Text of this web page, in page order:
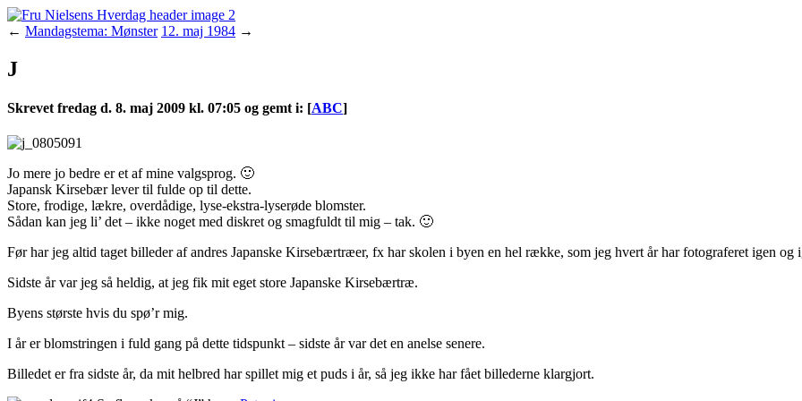
← Mandagstema: Mønster 12. maj 1984 →
J
Skrevet fredag d. 8. maj 2009 kl. 07:05 og gemt i: [ABC]
Jo mere jo bedre er et af mine valgsprog. 🙂
Japansk Kirsebær lever til fulde op til dette.
Store, frodige, lækre, overdådige, lyse-ekstra-lyserøde blomster.
Sådan kan jeg li’ det – ikke noget med diskret og smagfuldt til mig – tak. 🙂
Før har jeg altid taget billeder af andres Japanske Kirsebærtræer, fx har skolen i byen en hel række, som jeg hvert år har fotograferet igen og
Sidste år var jeg så heldig, at jeg fik mit eget store Japanske Kirsebærtræ.
Byens største hvis du spø’r mig.
I år er blomstringen i fuld gang på dette tidspunkt – sidste år var det en anelse senere.
Billedet er fra sidste år, da mit helbred har spillet mig et puds i år, så jeg ikke har fået billederne klargjort.